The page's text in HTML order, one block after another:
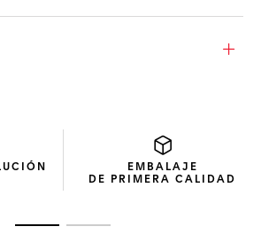
y el prestigioso brazalete de piel de
el logotipo original del 911 grabado en
a medida.
EMBALAJE
DE PRIMERA CALIDAD